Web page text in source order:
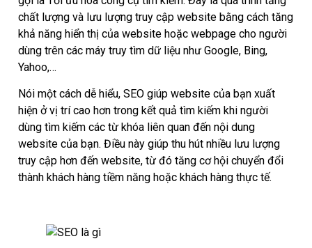
chất lượng và lưu lượng truy cập website bằng cách tăng
khả năng hiển thị của website hoặc webpage cho người
dùng trên các máy truy tìm dữ liệu như Google, Bing,
Yahoo,…
Nói một cách dễ hiểu, SEO giúp website của bạn xuất
hiện ở vị trí cao hơn trong kết quả tìm kiếm khi người
dùng tìm kiếm các từ khóa liên quan đến nội dung
website của bạn. Điều này giúp thu hút nhiều lưu lượng
truy cập hơn đến website, từ đó tăng cơ hội chuyển đổi
thành khách hàng tiềm năng hoặc khách hàng thực tế.